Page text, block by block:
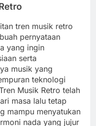
tren musik retro
pernyataan
yang ingin
serta
musik yang
teknologi
Musik Retro telah
masa lalu tetap
mampu menyatukan
nada yang jujur